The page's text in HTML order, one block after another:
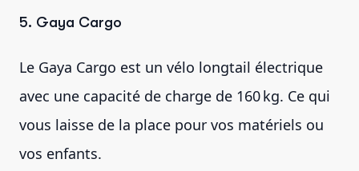
5. Gaya Cargo
Le Gaya Cargo est un vélo longtail électrique
avec une capacité de charge de 160 kg. Ce qui
vous laisse de la place pour vos matériels ou
vos enfants.